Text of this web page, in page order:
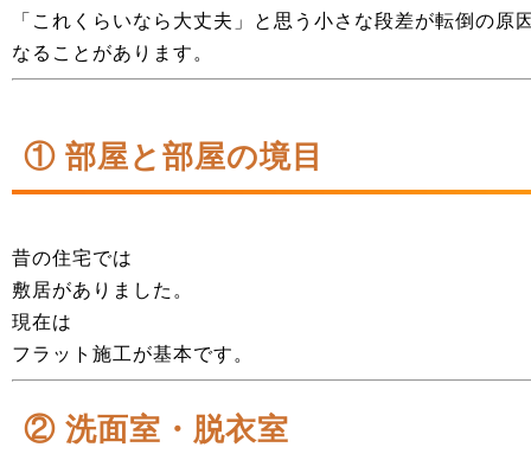
「これくらいなら大丈夫」と思う小さな段差が転倒の原
なることがあります。
① 部屋と部屋の境目
昔の住宅では
敷居がありました。
現在は
フラット施工が基本です。
② 洗面室・脱衣室